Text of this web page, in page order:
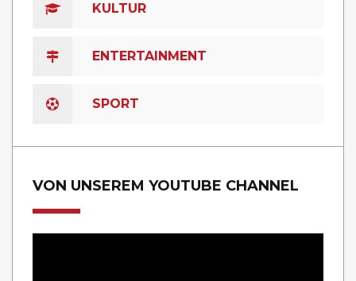
KULTUR
ENTERTAINMENT
SPORT
VON UNSEREM YOUTUBE CHANNEL